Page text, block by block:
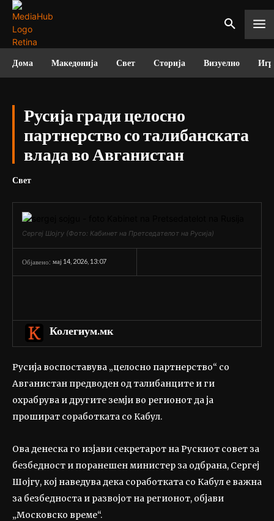
Дома Македонија Свет Сторија Визуелно
Русија гради целосно
партнерство со талибанската
влада во Авганистан
Свет
Сергеј Шојгу (Фото: Кабинет на Претседателот на Русија)
Објавено: мај 14, 2026, 13:07
Колегиум.мк
Русија воспоставува „целосно партнерство“ со
Авганистан предводен од талибанците и ги
охрабрува и другите земји во регионот да ја
прошират соработката со Кабул.
Ова денеска го изјави секретарот на Рускиот совет за
безбедност и поранешен министер за одбрана, Сергеј
Шојгу, кој наведува дека соработката со Кабул е важна
за безбедноста и развојот на регионот, објави
„Московско време“.